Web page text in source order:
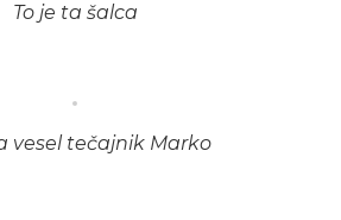
To je ta šalca
vesel tečajnik Marko